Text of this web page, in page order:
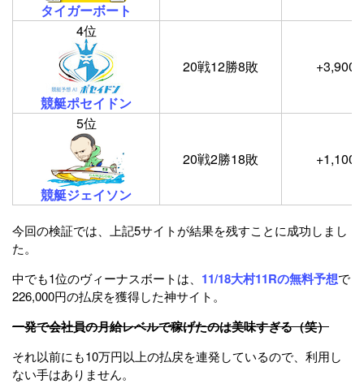
タイガーボート
4位
競艇ポセイドン
20戦12勝8敗 +3,900
5位
競艇ジェイソン
20戦2勝18敗 +1,100
今回の検証では、上記5サイトが結果を残すことに成功しまし
た。
中でも1位のヴィーナスボートは、 11/18大村11Rの無料予想で
226,000円の払戻を獲得した神サイト。
一発で会社員の月給レベルで稼げたのは美味すぎる（笑）
それ以前にも10万円以上の払戻を連発しているので、利用し
ない手はありません。